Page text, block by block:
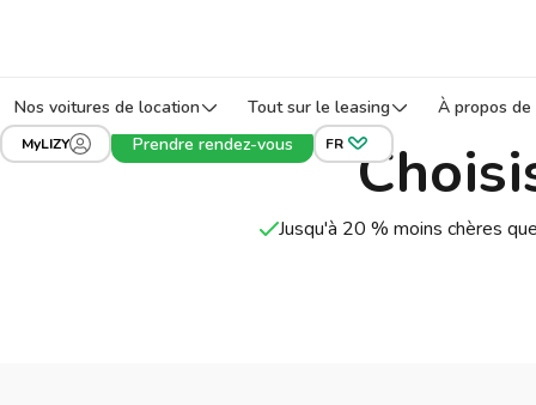
Nos voitures de location Tout sur le leasing À propos de
MyLIZY Prendre rendez-vous FR
Jusqu'à 20 % moins chères